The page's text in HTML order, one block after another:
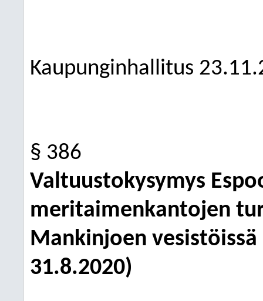
Kaupunginhallitus
§ 386
Valtuustokysymys
meritaimenkantojen
Mankinjoen
31.8.2020)